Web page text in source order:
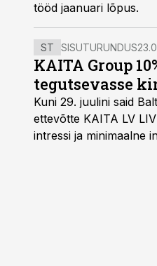
tööd jaanuari lõpus.
ST SISUTURUNDUS
KAITA Group
tegutsevasse
Kuni 29. juulini said
ettevõtte KAITA LV
intressi ja minimaalne